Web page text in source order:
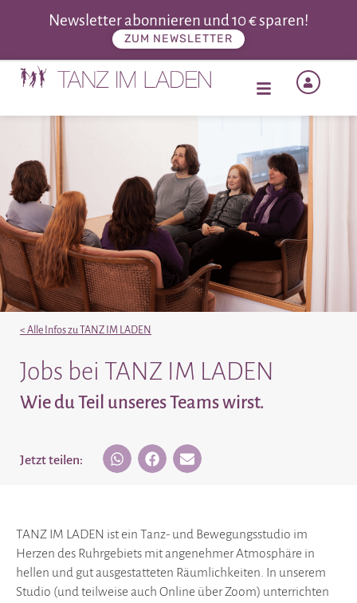
Newsletter abonnieren und 10 € sparen!
ZUM NEWSLETTER
< Alle Infos zu TANZ IM LADEN
Jobs bei TANZ IM LADEN
Wie du Teil unseres Teams wirst.
Jetzt teilen:
TANZ IM LADEN ist ein Tanz- und Bewegungsstudio im
Herzen des Ruhrgebiets mit angenehmer Atmosphäre in
hellen und gut ausgestatteten Räumlichkeiten. In unserem
Studio (und teilweise auch Online über Zoom) unterrichten